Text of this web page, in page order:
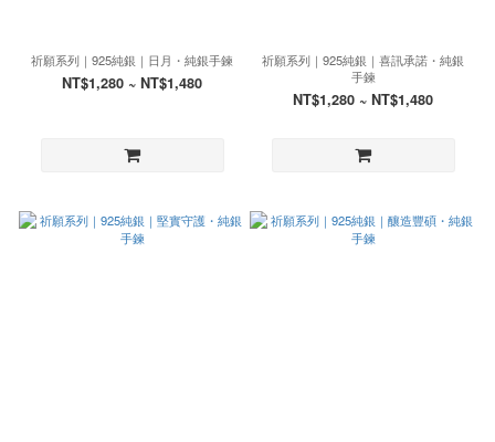
祈願系列｜925純銀｜日月・純銀手鍊
NT$1,280 ~ NT$1,480
祈願系列｜925純銀｜喜訊承諾・純銀
手鍊
NT$1,280 ~ NT$1,480